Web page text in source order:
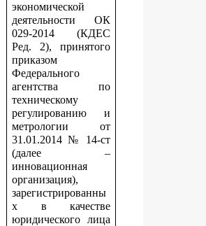
экономической
деятельности ОК
029-2014 (КДЕС
Ред. 2), принятого
приказом
Федерального
агентства по
техническому
регулированию и
метрологии от
31.01.2014 № 14-ст
(далее –
инновационная
организация),
зарегистрированны
х в качестве
юридического лица